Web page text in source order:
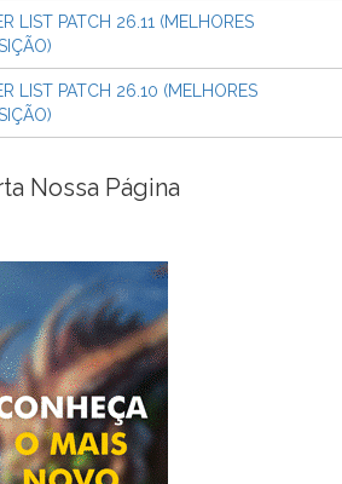
LIST PATCH 26.11 (MELHORES
LIST PATCH 26.10 (MELHORES
Nossa Página